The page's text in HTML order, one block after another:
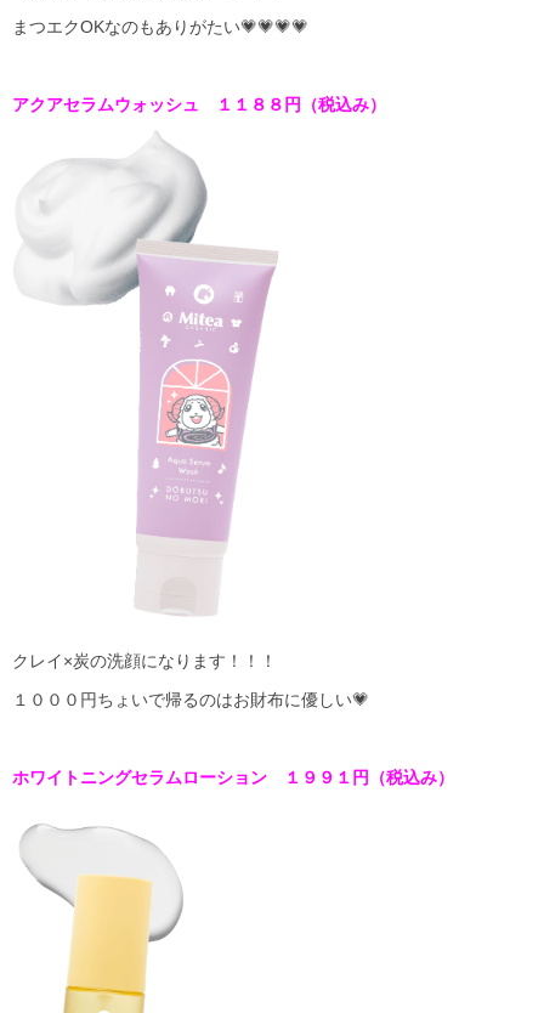
まつエクOKなのもありがたい💗💗💗💗
アクアセラムウォッシュ １１８８円（税込み）
クレイ×炭の洗顔になります！！！
１０００円ちょいで帰るのはお財布に優しい💗
ホワイトニングセラムローション １９９１円（税込み）